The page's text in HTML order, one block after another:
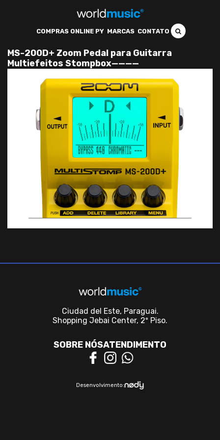
COMPRAS ONLINE PY MARCAS CONTATO
MS-200D+ Zoom Pedal para Guitarra
Multiefeitos Stompbox————
Ciudad del Este, Paraguai.
Shopping Jebai Center, 2º Piso.
SOBRE NÓSATENDIMENTO
Desenvolvimento: